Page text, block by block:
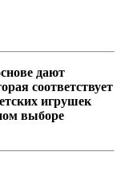
дают
соответствует
игрушек
выборе